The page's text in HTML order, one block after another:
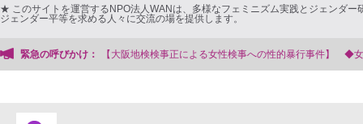
★ このサイトを運営するNPO法人WANは、多様なフェミニズム実践とジェンダー
ジェンダー平等を求める人々に交流の場を提供します。
緊急の呼びかけ：
性的暴行事件】 ◆女性検事を支援する会事務局